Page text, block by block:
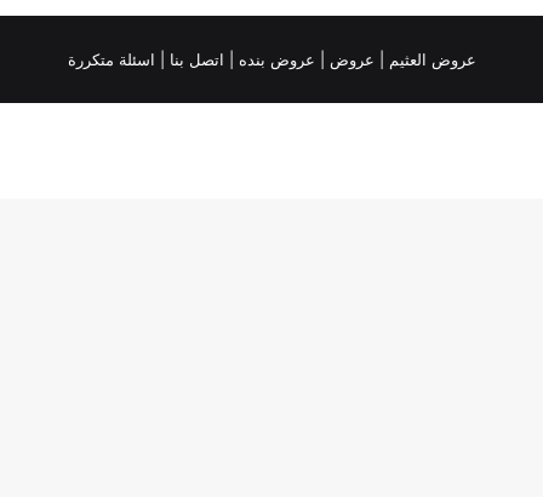
عروض العثيم عروض عروض بنده | اتصل بنا | اسئلة متكررة